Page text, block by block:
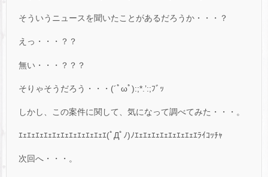
そういうニュースを聞いたことがあるだろうか・・・？
えっ・・・？？
無い・・・？？？
そりゃそうだろう・・・(´ﾟωﾟ):;*.’:;ﾌﾞｯ
しかし、この案件に関して、気になって調べてみた・・・。
ｴｪｴｪｴｪｴｪｴｪｴｪｴｪｴｪｴｪｴｪｴ(ﾟДﾟﾉ)ﾉｴｪｴｪｴｪｴｪｴｪｴｪｴｪｴﾗｲｺｯﾁｬ
次回へ・・・。